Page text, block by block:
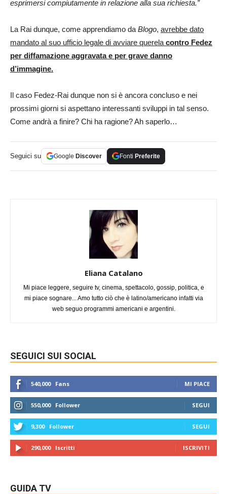
esprimersi compiutamente in relazione alla sua richiesta.”
La Rai dunque, come apprendiamo da Blogo, avrebbe dato
mandato al suo ufficio legale di avviare querela contro Fedez
per diffamazione aggravata e per grave danno
d’immagine.
Il caso Fedez-Rai dunque non si è ancora concluso e nei
prossimi giorni si aspettano interessanti sviluppi in tal senso.
Come andrà a finire? Chi ha ragione? Ah saperlo…
Seguici su Google Discover Fonti Preferite
Eliana Catalano
Mi piace leggere, seguire tv, cinema, spettacolo, gossip, politica, e
mi piace sognare... Amo tutto ciò che è latino/americano infatti via
web seguo programmi americani e argentini.
SEGUICI SUI SOCIAL
540,000 Fans MI PIACE
550,000 Follower SEGUI
9,300 Follower SEGUI
290,000 Iscritti ISCRIVITI
GUIDA TV